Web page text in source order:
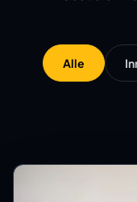
Alle